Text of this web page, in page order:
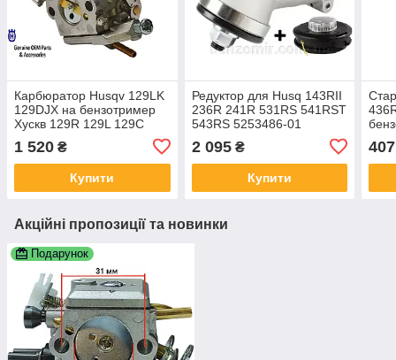
Карбюратор Husqv 129LK
129DJX на бензотример
Хускв 129R 129L 129C
129RJ 129LDX мотокосу
325R 329 L 5450080-97
5817343-01
1 520 ₴
Купити
Редуктор для Husq 143RII
236R 241R 531RS 541RST
543RS 5253486-01
5790762-01 5288183-01
мотокос
2 095₴
Купити
407
Акційні пропозиції та новинки
Подарунок